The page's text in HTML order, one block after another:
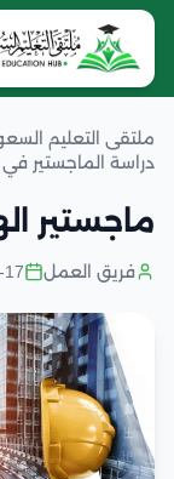
ملتقى التعليم
دراسة الماجستير
ماجستير
فريق العمل 17